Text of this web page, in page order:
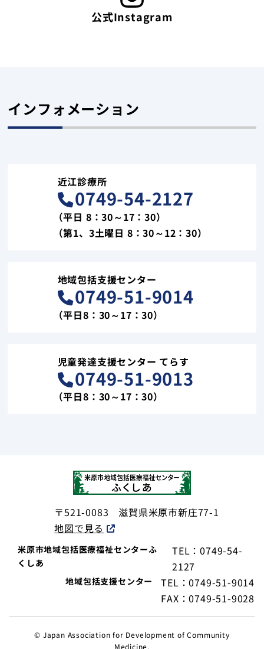
公式Instagram
インフォメーション
近江診療所
0749-54-2127
（平日 8：30～17：30）
（第1、3土曜日 8：30～12：30）
地域包括支援センター
0749-51-9014
（平日8：30～17：30）
児童発達支援センター てらす
0749-51-9013
（平日8：30～17：30）
〒521-0083 滋賀県米原市新庄77-1
地図で見る
米原市地域包括医療福祉センターふ
くしあ
TEL：0749-54-
2127
地域包括支援センター
TEL：0749-51-9014
FAX：0749-51-9028
© Japan Association for Development of Community
Medicine.